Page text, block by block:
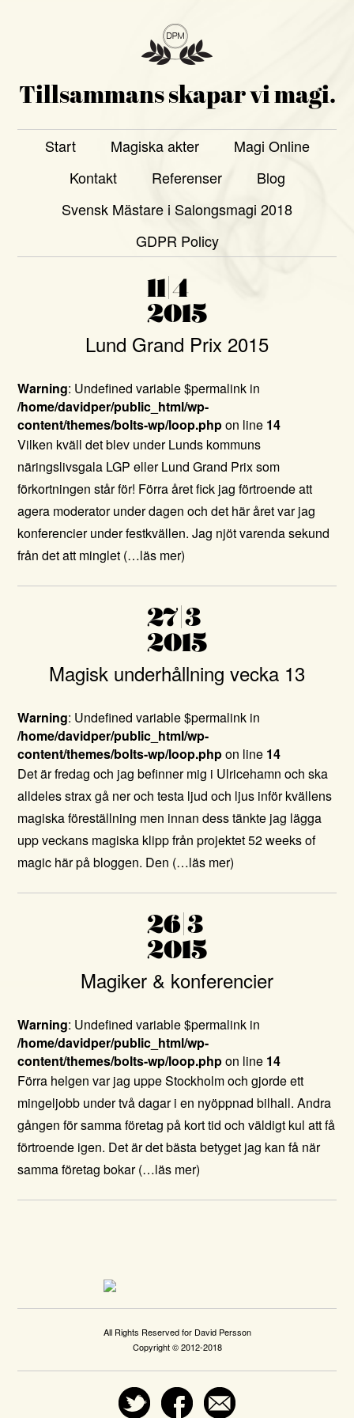
Tillsammans skapar vi magi.
Start Magiska akter
Magi Online
Kontakt
Referenser
Blog
Svensk Mästare i Salongsmagi 2018
GDPR Policy
11|4
2015
Lund Grand Prix 2015
Warning: Undefined variable $permalink in
/home/davidper/public_html/wp-
content/themes/bolts-wp/loop.phpon line 14
Vilken kväll det blev under Lunds kommuns
näringslivsgala LGP eller Lund Grand Prix som
förkortningen står för! Förra året fick jag förtroende att
agera moderator under dagen och det här året var jag
konferencier under festkvällen. Jag njöt varenda sekund
från det att minglet (…läs mer)
27|3
2015
Magisk underhållning vecka 13
Warning: Undefined variable $permalink in
/home/davidper/public_html/wp-
content/themes/bolts-wp/loop.phpon line 14
Det är fredag och jag befinner mig i Ulricehamn och ska
alldeles strax gå ner och testa ljud och ljus inför kvällens
magiska föreställning men innan dess tänkte jag lägga
upp veckans magiska klipp från projektet 52 weeks of
magic här på bloggen. Den (…läs mer)
26|3
2015
Magiker & konferencier
Warning: Undefined variable $permalink in
/home/davidper/public_html/wp-
content/themes/bolts-wp/loop.phpon line 14
Förra helgen var jag uppe Stockholm och gjorde ett
mingeljobb under två dagar i en nyöppnad bilhall. Andra
gången för samma företag på kort tid och väldigt kul att få
förtroende igen. Det är det bästa betyget jag kan få när
samma företag bokar(…läs mer)
All Rights Reserved for David Persson
Copyright © 2012-2018